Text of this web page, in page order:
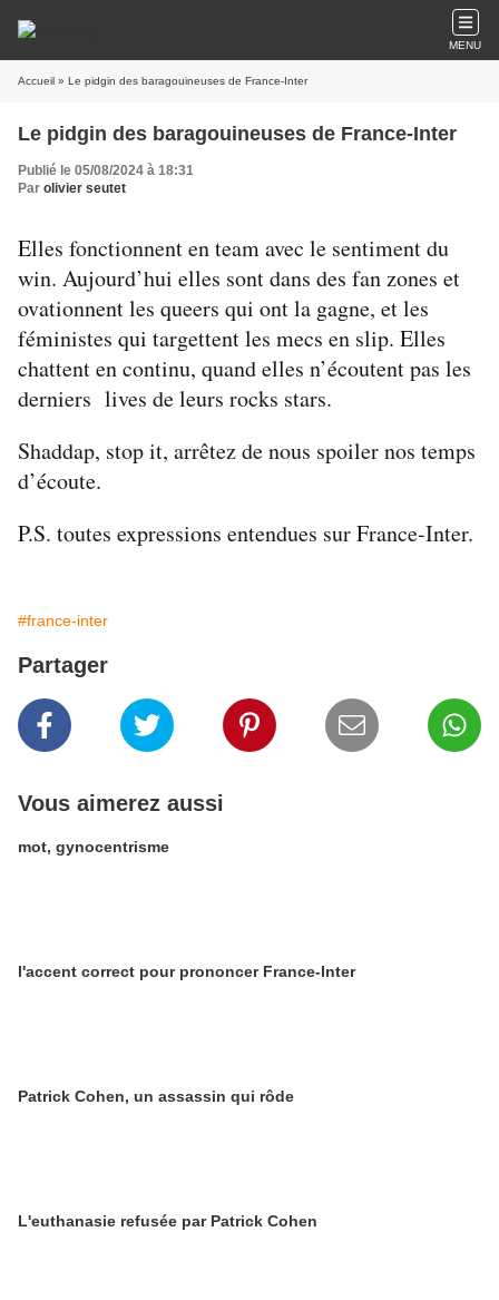
MENU
Accueil » Le pidgin des baragouineuses de France-Inter
Le pidgin des baragouineuses de France-Inter
Publié le 05/08/2024 à 18:31
Par olivier seutet
Elles fonctionnent en team avec le sentiment du
win. Aujourd’hui elles sont dans des fan zones et
ovationnent les queers qui ont la gagne, et les
féministes qui targettent les mecs en slip. Elles
chattent en continu, quand elles n’écoutent pas les
derniers lives de leurs rocks stars.
Shaddap, stop it, arrêtez de nous spoiler nos temps
d’écoute.
P.S. toutes expressions entendues sur France-Inter.
#france-inter
Partager
Vous aimerez aussi
mot, gynocentrisme
l'accent correct pour prononcer France-Inter
Patrick Cohen, un assassin qui rôde
L'euthanasie refusée par Patrick Cohen